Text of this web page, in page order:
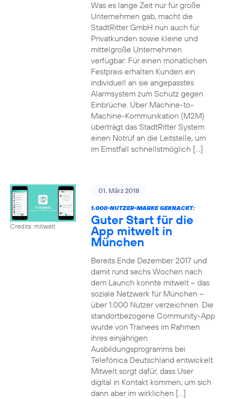
Was es lange Zeit nur für große
Unternehmen gab, macht die
StadtRitter GmbH nun auch für
Privatkunden sowie kleine und
mittelgroße Unternehmen
verfügbar: Für einen monatlichen
Festpreis erhalten Kunden ein
individuell an sie angepasstes
Alarmsystem zum Schutz gegen
Einbrüche. Über Machine-to-
Machine-Kommunikation (M2M)
überträgt das StadtRitter System
einen Notruf an die Leitstelle, um
im Ernstfall schnellstmöglich […]
Credits: mitwelt
01. März 2018
1.000-NUTZER-MARKE GEKNACKT:
Guter Start für die
App mitwelt in
München
Bereits Ende Dezember 2017 und
damit rund sechs Wochen nach
dem Launch konnte mitwelt – das
soziale Netzwerk für München –
über 1.000 Nutzer verzeichnen. Die
standortbezogene Community-App
wurde von Trainees im Rahmen
ihres einjährigen
Ausbildungsprogramms bei
Telefónica Deutschland entwickelt.
Mitwelt sorgt dafür, dass User
digital in Kontakt kommen, um sich
dann aber im wirklichen […]